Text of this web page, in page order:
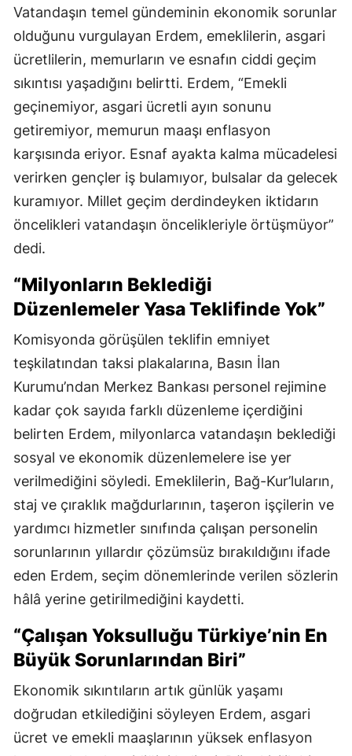
Vatandaşın temel gündeminin ekonomik sorunlar
olduğunu vurgulayan Erdem, emeklilerin, asgari
ücretlilerin, memurların ve esnafın ciddi geçim
sıkıntısı yaşadığını belirtti. Erdem, “Emekli
geçinemiyor, asgari ücretli ayın sonunu
getiremiyor, memurun maaşı enflasyon
karşısında eriyor. Esnaf ayakta kalma mücadelesi
verirken gençler iş bulamıyor, bulsalar da gelecek
kuramıyor. Millet geçim derdindeyken iktidarın
öncelikleri vatandaşın öncelikleriyle örtüşmüyor”
dedi.
“Milyonların Beklediği
Düzenlemeler Yasa Teklifinde Yok”
Komisyonda görüşülen teklifin emniyet
teşkilatından taksi plakalarına, Basın İlan
Kurumu’ndan Merkez Bankası personel rejimine
kadar çok sayıda farklı düzenleme içerdiğini
belirten Erdem, milyonlarca vatandaşın beklediği
sosyal ve ekonomik düzenlemelere ise yer
verilmediğini söyledi. Emeklilerin, Bağ-Kur’luların,
staj ve çıraklık mağdurlarının, taşeron işçilerin ve
yardımcı hizmetler sınıfında çalışan personelin
sorunlarının yıllardır çözümsüz bırakıldığını ifade
eden Erdem, seçim dönemlerinde verilen sözlerin
hâlâ yerine getirilmediğini kaydetti.
“Çalışan Yoksulluğu Türkiye’nin En
Büyük Sorunlarından Biri”
Ekonomik sıkıntıların artık günlük yaşamı
doğrudan etkilediğini söyleyen Erdem, asgari
ücret ve emekli maaşlarının yüksek enflasyon